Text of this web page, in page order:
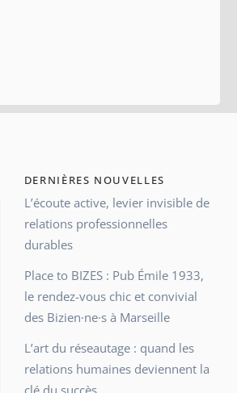
DERNIÈRES NOUVELLES
L’écoute active, levier invisible de
relations professionnelles
durables
Place to BIZES : Pub Émile 1933,
le rendez-vous chic et convivial
des Bizien·ne·s à Marseille
L’art du réseautage : quand les
relations humaines deviennent la
clé du succès